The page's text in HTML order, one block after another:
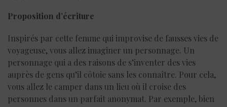
Proposition d’écriture
Inspirés par cette femme qui improvise de fausses vies de
voyageuse, vous allez imaginer un personnage. Un
personnage qui a des raisons de s’inventer des vies
auprès de gens qu’il côtoie sans les connaître. Pour cela,
vous allez le camper dans un lieu où il croise des
personnes dans un parfait anonymat. Par exemple, bien